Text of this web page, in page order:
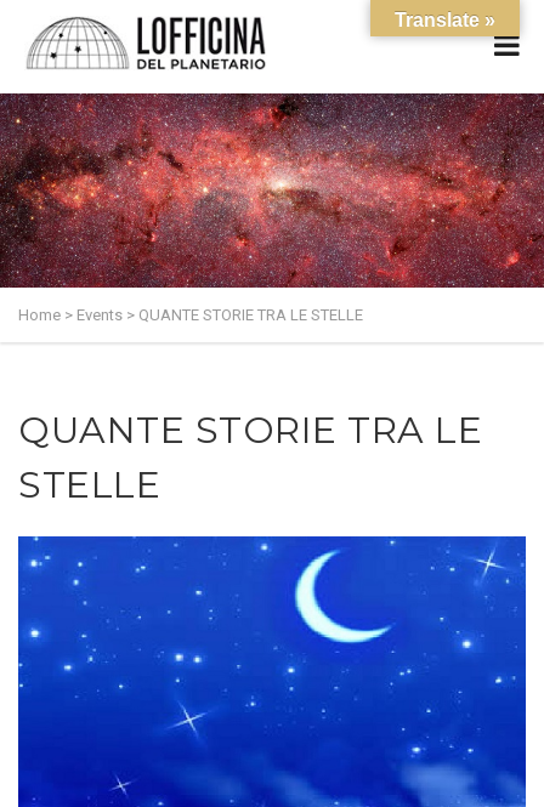
Home > Events > QUANTE STORIE TRA LE STELLE
QUANTE STORIE TRA LE
STELLE
Translate »